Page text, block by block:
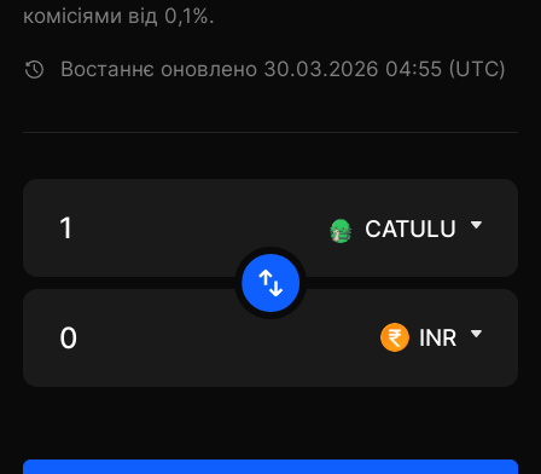
комісіями від 0,1%.
Востаннє оновлено 30.03.2026 04:55 (UTC)
CATULU
INR